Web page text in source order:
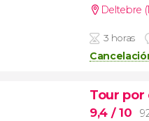
Deltebre
3 horas
Tour por
9,4 / 10